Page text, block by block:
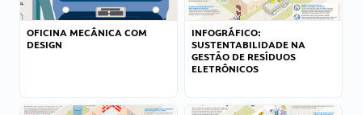
OFICINA MECÂNICA COM
DESIGN
INFOGRÁFICO:
SUSTENTABILIDADE NA
GESTÃO DE RESÍDUOS
ELETRÔNICOS